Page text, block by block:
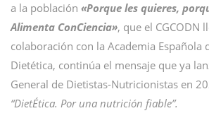
a la población «Porque les quieres,
Alimenta ConCiencia», que el CGCODN
colaboración con la Academia Española
Dietética, continúa el mensaje que ya
General de Dietistas-Nutricionistas en
“DietÉtica. Por una nutrición fiable”.